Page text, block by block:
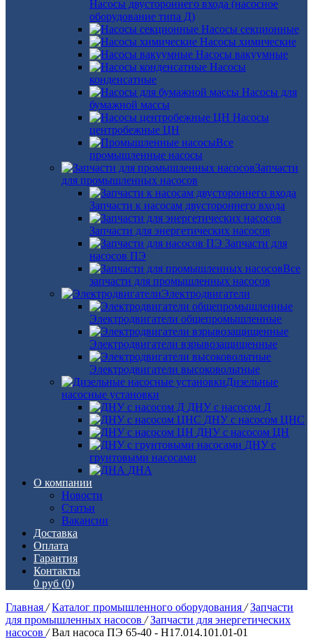
Насосы двустороннего входа (насосное
оборудование типа Д)
Насосы секционные
Насосы химические
Насосы вакуумные
Насосы
конденсатные
Насосы для
бумажной массы
Насосы
центробежные ЦН
Все
промышленные насосы
Запчасти
для промышленных насосов
Запчасти к насосам двустороннего входа
Запчасти для энергетических насосов
Запчасти для
насосов ПЭ
Все
запчасти для промышленных насосов
Электродвигатели
Электродвигатели общепромышленные
Электродвигатели взрывозащищенные
Электродвигатели высоковольтные
Дизельные
насосные установки
ДНУ с насосом Д
ДНУ с насосом ЦНС
ДНУ с насосом ЦН
ДНУ с
грунтовыми насосами
ДНА
О компании
Новости
Статьи
Вакансии
Доставка
Оплата
Гарантия
Контакты
0 руб (0)
Главная / Каталог промышленного оборудования / Запчасти
для промышленных насосов / Запчасти для энергетических
насосов / Вал насоса ПЭ 65-40 - Н17.014.101.01-01